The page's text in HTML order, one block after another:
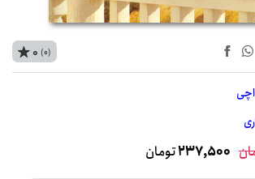
0 (0)
237,500تومان